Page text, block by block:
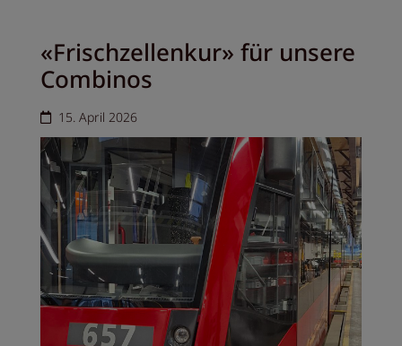
«Frischzellenkur» für unsere
Combinos
15. April 2026